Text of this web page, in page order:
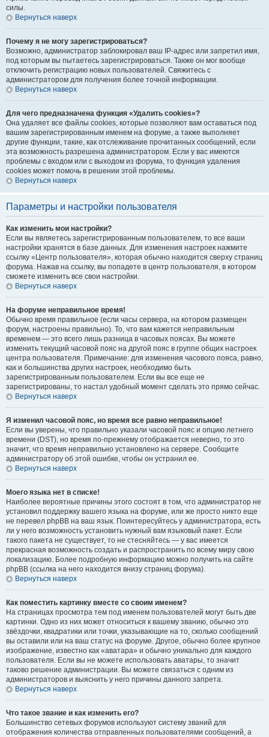
силы.
Вернуться наверх
Почему я не могу зарегистрироваться?
Возможно, администратор заблокировал ваш IP-адрес или запретил имя,
под которым вы пытаетесь зарегистрироваться. Также он мог вообще
отключить регистрацию новых пользователей. Свяжитесь с
администратором для получения более точной информации.
Вернуться наверх
Для чего предназначена функция «Удалить cookies»?
Она удаляет все файлы cookies, которые позволяют вам оставаться под
вашим зарегистрированным именем на форуме, а также выполняет
другие функции, такие, как отслеживание прочитанных сообщений, если
эта возможность разрешена администратором. Если у вас имеются
проблемы с входом или с выходом из форума, то функция удаления
cookies может помочь в решении этой проблемы.
Вернуться наверх
Параметры и настройки пользователя
Как изменить мои настройки?
Если вы являетесь зарегистрированным пользователем, то все ваши
настройки хранятся в базе данных. Для изменения настроек нажмите
ссылку «Центр пользователя», которая обычно находится сверху страниц
форума. Нажав на ссылку, вы попадете в центр пользователя, в котором
сможете изменить все свои настройки.
Вернуться наверх
На форуме неправильное время!
Обычно время правильное (если часы сервера, на котором размещен
форум, настроены правильно). То, что вам кажется неправильным
временем — это всего лишь разница в часовых поясах. Вы можете
изменить текущий часовой пояс на другой пояс в группе общих настроек
центра пользователя. Примечание: для изменения часового пояса, равно,
как и большинства других настроек, необходимо быть
зарегистрированным пользователем. Если вы все еще не
зарегистрированы, то настал удобный момент сделать это прямо сейчас.
Вернуться наверх
Я изменил часовой пояс, но время все равно неправильное!
Если вы уверены, что правильно указали часовой пояс и опцию летнего
времени (DST), но время по-прежнему отображается неверно, то это
значит, что время неправильно установлено на сервере. Сообщите
администратору об этой ошибке, чтобы он устранил ее.
Вернуться наверх
Моего языка нет в списке!
Наиболее вероятные причины этого состоят в том, что администратор не
установил поддержку вашего языка на форуме, или же просто никто еще
не перевел phpBB на ваш язык. Поинтересуйтесь у администратора, есть
ли у него возможность установить нужный вам языковый пакет. Если
такого пакета не существует, то не стесняйтесь — у вас имеется
прекрасная возможность создать и распространить по всему миру свою
локализацию. Более подробную информацию можно получить на сайте
phpBB (ссылка на него находится внизу страниц форума).
Вернуться наверх
Как поместить картинку вместе со своим именем?
На страницах просмотра тем под именем пользователей могут быть две
картинки. Одно из них может относиться к вашему званию, обычно это
звёздочки, квадратики или точки, указывающие на то, сколько сообщений
вы оставили или на ваш статус на форуме. Другое, обычно более крупное
изображение, известно как «аватара» и обычно уникально для каждого
пользователя. Если вы не можете использовать аватары, то значит
таково решение администрации. Вы можете связаться с одним из
администраторов и выяснить у него причины данного запрета.
Вернуться наверх
Что такое звание и как изменить его?
Большинство сетевых форумов используют систему званий для
отображения количества отправленных пользователями сообщений, а